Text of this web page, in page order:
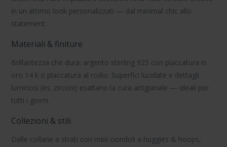
in un attimo look personalizzati — dal minimal chic allo
statement.
Materiali & finiture
Brillantezza che dura: argento sterling 925 con placcatura in
oro 14 k o placcatura al rodio. Superfici lucidate e dettagli
luminosi (es. zirconi) esaltano la cura artigianale — ideali per
tutti i giorni.
Collezioni & stili
Dalle collane a strati con mini ciondoli a huggies & hoops,